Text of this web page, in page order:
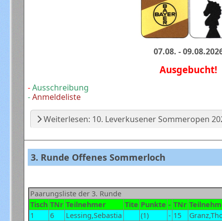
07.08. -
Ausgebucht!
-Ausschreibung
-Anmeldeliste
Weiterlesen: 10. Leverkusener Sommeropen
3. Runde Offenes Sommerloch
Paarungsliste der 3. Runde
Tisch TNr Teilnehmer Tite Punkte - TNr
1
6 Lessing,Sebastia (1) - 15